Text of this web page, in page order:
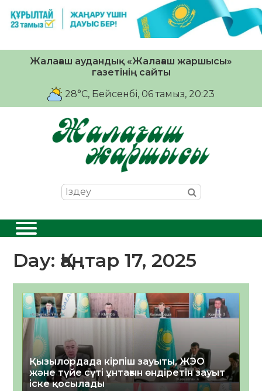
Жалағаш аудандық «Жалағаш жаршысы»
газетінің сайты
28°C, Бейсенбі, 06 тамыз, 20:23
Day: Қаңтар 17, 2025
Қызылордада кірпіш зауыты, ЖЭО
және түйе сүті ұнтағын өндіретін зауыт
іске қосылады